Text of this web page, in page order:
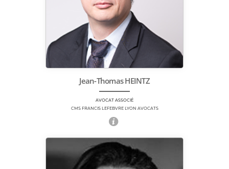
Jean-Thomas HEINTZ
AVOCAT ASSOCIÉ
CMS FRANCIS LEFEBVRE LYON AVOCATS